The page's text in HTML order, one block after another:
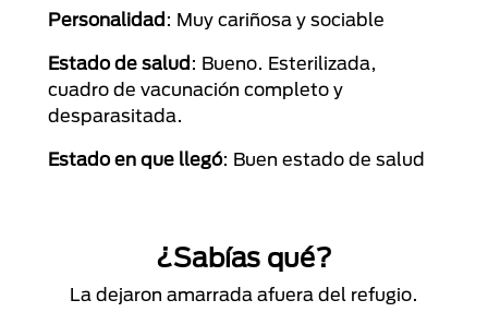
Personalidad: Muy cariñosa y sociable
Estado de salud: Bueno. Esterilizada,
cuadro de vacunación completo y
desparasitada.
Estado en que llegó: Buen estado de salud
¿Sabías qué?
La dejaron amarrada afuera del refugio.